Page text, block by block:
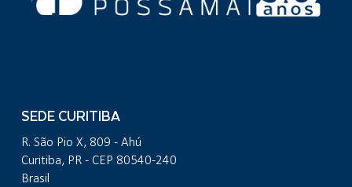
SEDE CURITIBA
R. São Pio X, 809 - Ahú
Curitiba, PR - CEP 80540-240
Brasil